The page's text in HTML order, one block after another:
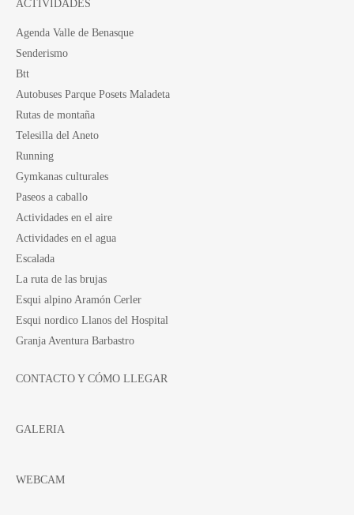
ACTIVIDADES
Agenda Valle de Benasque
Senderismo
Btt
Autobuses Parque Posets Maladeta
Rutas de montaña
Telesilla del Aneto
Running
Gymkanas culturales
Paseos a caballo
Actividades en el aire
Actividades en el agua
Escalada
La ruta de las brujas
Esqui alpino Aramón Cerler
Esqui nordico Llanos del Hospital
Granja Aventura Barbastro
CONTACTO Y CÓMO LLEGAR
GALERIA
WEBCAM